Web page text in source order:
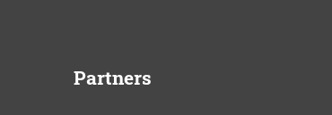
Partners